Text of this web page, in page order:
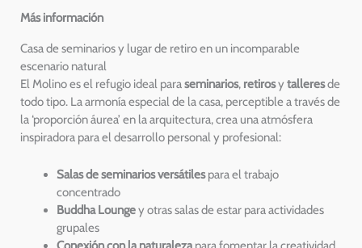
Más información
Casa de seminarios y lugar de retiro en un incomparable
escenario natural
El Molino es el refugio ideal paraseminarios, retirosy talleresde
todo tipo. La armonía especial de la casa, perceptible a través de
la ‘proporción áurea’ en la arquitectura, crea una atmósfera
inspiradora para el desarrollo personal y profesional:
Salas de seminarios versátilespara el trabajo
concentrado
Buddha Loungey otras salas de estar para actividades
grupales